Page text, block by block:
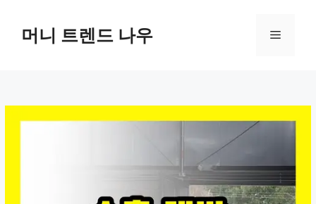
머니 트렌드 나우 메